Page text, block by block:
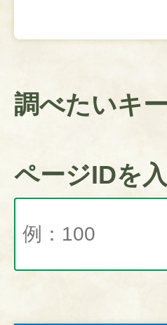
調べたいキ
ページIDを